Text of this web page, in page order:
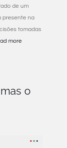
de um
presente na
tomadas
more
o